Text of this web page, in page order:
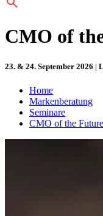
CMO of
23. & 24. September 2026 |
Home
Markenberatung
Seminare
CMO of the